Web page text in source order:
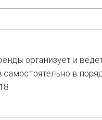
организует и
в